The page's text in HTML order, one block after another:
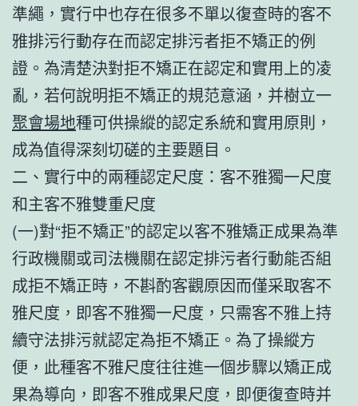
準繩，實行中也存在很多不單以復查時的客不
雅排污行動存在而認定排污者拒不矯正的例
證。為清楚決對拒不矯正在認定和實用上的凌
亂，若何說明拒不矯正的規范意涵，并樹立一
聚會場地種可供操縱的認定系統和實用原則，
成為值得深刻切磋的主要題目。
二、實行中的兩種認定尺度：客不雅獨一尺度
和主客不雅雙重尺度
(一)對“拒不矯正”的認定以客不雅矯正成果為準
行政機關或司法機關在認定排污者行動能否組
成拒不矯正時，不斟酌客觀原因而僅采取客不
雅尺度，即客不雅獨一尺度，只需客不雅上持
續守法排污就認定為拒不矯正。為了操縱方
便，此種客不雅尺度往往進一個步驟以矯正成
果為導向，即客不雅成果尺度，即便復查時并